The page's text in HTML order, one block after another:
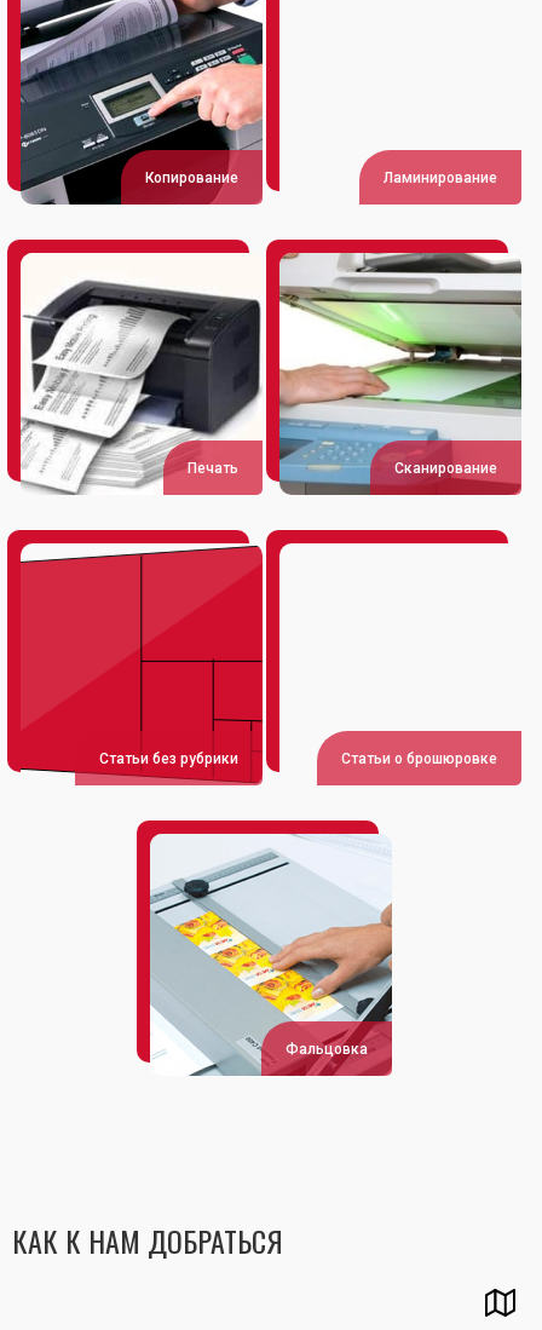
Копирование Ламинирование
Печать Сканирование
Статьи без рубрики Статьи о брошюровке
Фальцовка
КАК К НАМ ДОБРАТЬСЯ